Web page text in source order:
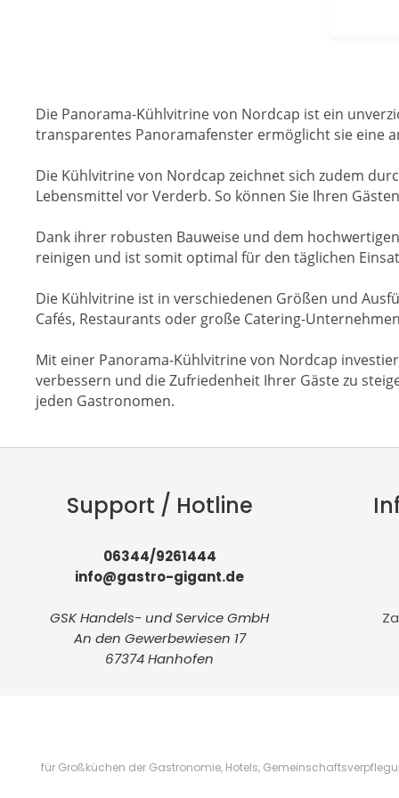
Die Panorama-Kühlvitrine von Nordcap ist ein
transparentes Panoramafenster ermöglicht sie eine
Die Kühlvitrine von Nordcap zeichnet sich zudem
Lebensmittel vor Verderb. So können Sie Ihren
Dank ihrer robusten Bauweise und dem
reinigen und ist somit optimal für den täglichen
Die Kühlvitrine ist in verschiedenen Größen und
Cafés, Restaurants oder große Catering-
Mit einer Panorama-Kühlvitrine von Nordcap
verbessern und die Zufriedenheit Ihrer Gäste zu
jeden Gastronomen.
Support / Hotline
06344/9261444
info@gastro-gigant.de
GSK Handels- und Service GmbH
An den Gewerbewiesen 17
67374 Hanhofen
für Großküchen der Gastronomie, Hotels,